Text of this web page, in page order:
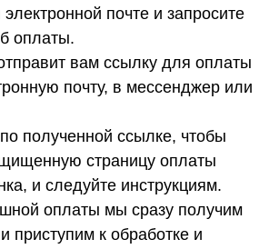
почте и запросите
оплаты.
вам ссылку для оплаты
почту, в мессенджер или
полученной ссылке, чтобы
страницу оплаты
и следуйте инструкциям.
оплаты мы сразу получим
приступим к обработке и
Почта:
заявку